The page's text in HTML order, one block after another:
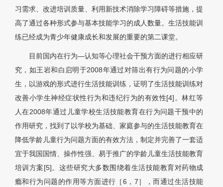
习需求、改进培训质量、利用新技术消除学习障碍等措施，提
高了通过各种形式参与基本技能学习的成人数量。生活技能训
练已经成为青少年健康成长和发展的重要的第二课堂。
目前国内在行为—认知等心理社会干预方面的进行相应研
究，如王岩和白启明于2008年通过对筛出有行为问题的小学
生，以游戏的形式进行生活技能训练，证明了生活技能训练对
改善小学生神经症状性行为和违纪行为的有效性[4]。林红等
人在2008年通过儿童学校生活技能教育在行为问题干预中的
作用研究，找到了以学校为基础、家庭参与的生活技能教育在
降低学龄儿童行为问题方面的有效方法，制定并完善了一套适
宜于我国国情、操作性强、易于推广的学龄儿童生活技能教育
培训方案[5]。这些研究大多数围绕着生活技能教育对药物成
瘾和行为问题的作用等方面进行［6，7］，而通过生活技能